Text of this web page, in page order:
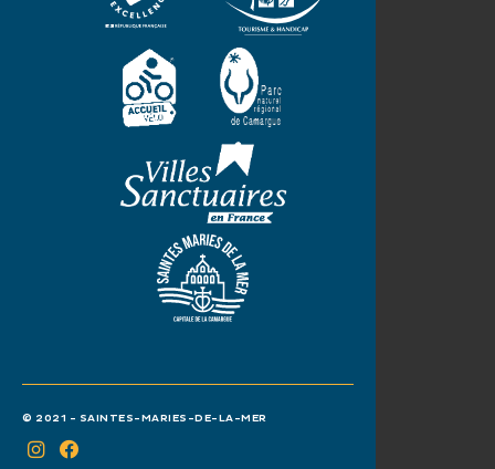
© 2021 - SAINTES-MARIES-DE-LA-MER